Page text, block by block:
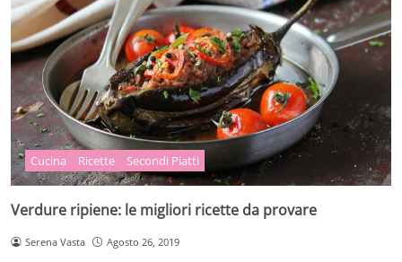
Cucina Ricette Secondi Piatti
Verdure ripiene: le migliori ricette da provare
Serena Vasta Agosto 26, 2019